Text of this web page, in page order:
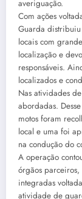
averiguação.
Com ações
Guarda
locais com
localização e
responsáveis.
localizados e
Nas atividades
abordadas.
motos foram
local e uma foi
na condução do
A operação
órgãos
integradas
atividade de